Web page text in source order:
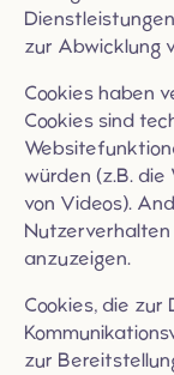
zur Abwicklung
Cookies haben
Cookies sind
würden (z.B.
von Videos).
anzuzeigen.
Cookies, die
zur